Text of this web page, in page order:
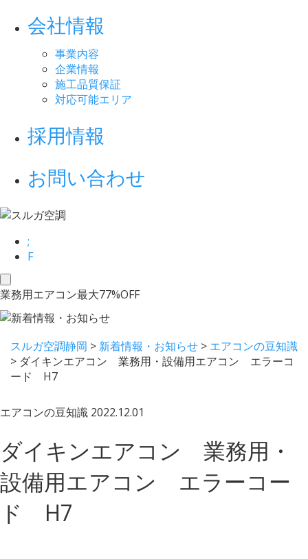
会社情報
事業内容
企業情報
施工品質保証
対応可能エリア
採用情報
お問い合わせ
;
F
toggle
navigation
業務用エアコン最大77%OFF
スルガ空調静岡 >新着情報・お知らせ > エアコンの豆知識
> ダイキンエアコン 業務用・設備用エアコン エラーコ
ード H7
エアコンの豆知識 2022.12.01
ダイキンエアコン 業務用・
設備用エアコン エラーコー
ド H7